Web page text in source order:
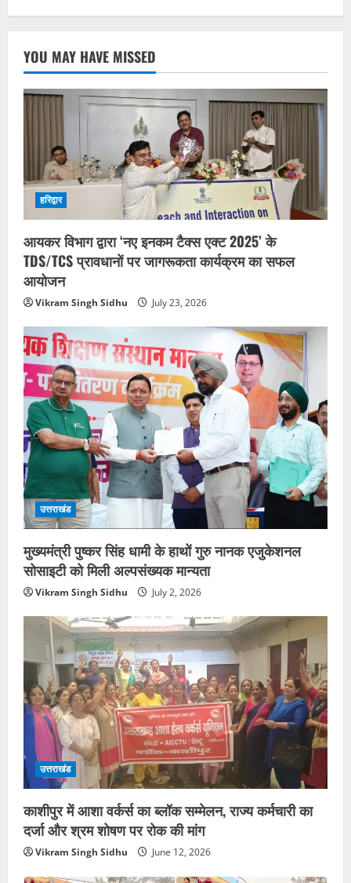
YOU MAY HAVE MISSED
हरिद्वार
आयकर विभाग द्वारा ‘नए इनकम टैक्स एक्ट 2025’ के
TDS/TCS प्रावधानों पर जागरूकता कार्यक्रम का सफल
आयोजन
Vikram Singh Sidhu July 23, 2026
उत्तराखंड
मुख्यमंत्री पुष्कर सिंह धामी के हाथों गुरु नानक एजुकेशनल
सोसाइटी को मिली अल्पसंख्यक मान्यता
Vikram Singh Sidhu July 2, 2026
उत्तराखंड
काशीपुर में आशा वर्कर्स का ब्लॉक सम्मेलन, राज्य कर्मचारी का
दर्जा और श्रम शोषण पर रोक की मांग
Vikram Singh Sidhu June 12, 2026